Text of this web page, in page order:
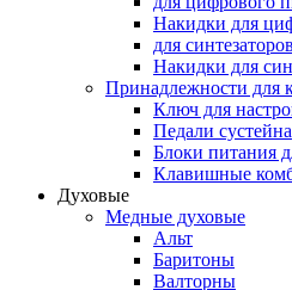
Накидки для
для синтезаторов
Накидки для
Принадлежности для
Ключ для
Педали сустейна
Блоки питания
Клавишные
Духовые
Медные духовые
Альт
Баритоны
Валторны